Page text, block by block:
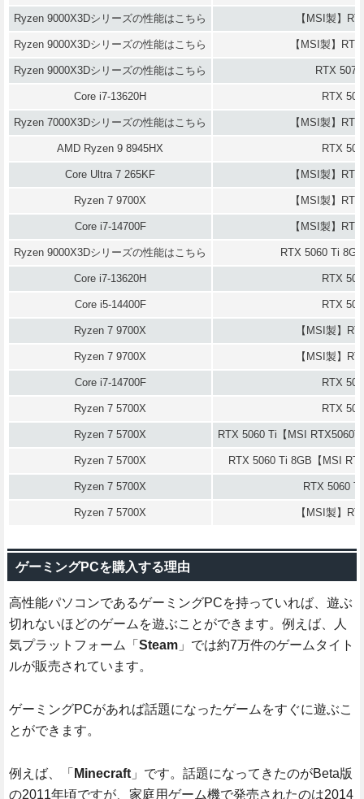
Ryzen 9000X3Dシリーズの性能はこちら 【MSI製】
Ryzen 9000X3Dシリーズの性能はこちら 【MSI製】
Ryzen 9000X3Dシリーズの性能はこちら RTX
Core i7-13620H RTX
Ryzen 7000X3Dシリーズの性能はこちら 【MSI製】
AMD Ryzen 9 8945HX RTX
Core Ultra 7 265KF 【MSI製】
Ryzen 7 9700X 【MSI製】
Core i7-14700F 【MSI製】
Ryzen 9000X3Dシリーズの性能はこちら RTX 5060 Ti
Core i7-13620H RTX
Core i5-14400F RTX
Ryzen 7 9700X 【MSI製】
Ryzen 7 9700X 【MSI製】
Core i7-14700F RTX
Ryzen 7 5700X RTX
Ryzen 7 5700X RTX 5060 Ti【MSI
Ryzen 7 5700X RTX 5060 Ti 8GB【MSI
Ryzen 7 5700X RTX 5060
Ryzen 7 5700X 【MSI製】
ゲーミングPCを購入する理由
高性能パソコンであるゲーミングPCを持っていれば、遊ぶ
切れないほどのゲームを遊ぶことができます。例えば、人
気プラットフォーム「 Steam 」では約7万件のゲームタイト
ルが販売されています。
ゲーミングPCがあれば話題になったゲームをすぐに遊ぶこ
とができます。
例えば、「 Minecraft 」です。話題になってきたのがBeta版
の2011年頃ですが、家庭用ゲーム機で発売されたのは2014